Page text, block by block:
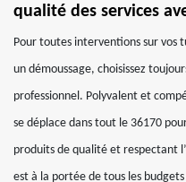
qualité des services
Pour toutes interventions sur
un démoussage, choisissez
professionnel. Polyvalent et
se déplace dans tout le 36170
produits de qualité et respectant
est à la portée de tous les